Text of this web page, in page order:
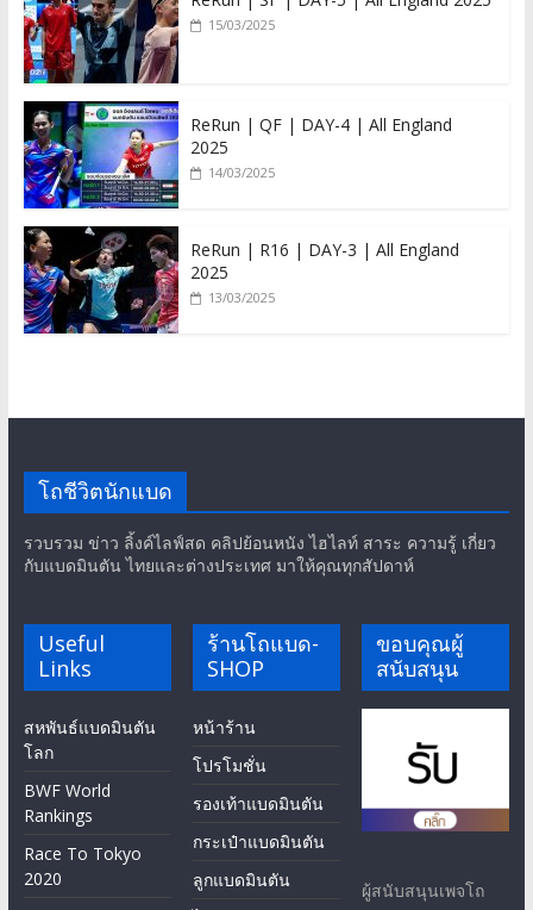
15/03/2025
ReRun | QF | DAY-4 | All England
2025
14/03/2025
ReRun | R16 | DAY-3 | All England
2025
13/03/2025
โถชีวิตนักแบด
รวบรวม ข่าว ลิ้งค์ไลฟ์สด คลิปย้อนหนัง ไฮไลท์ สาระ ความรู้ เกี่ยว
กับแบดมินตัน ไทยและต่างประเทศ มาให้คุณทุกสัปดาห์
Useful
Links
สหพันธ์แบดมินตัน
โลก
BWF World
Rankings
Race To Tokyo
2020
ร้านโถแบด-
SHOP
หน้าร้าน
โปรโมชั่น
รองเท้าแบดมินตัน
กระเป๋าแบดมินตัน
ลูกแบดมินตัน
ขอบคุณผู้
สนับสนุน
ผู้สนับสนุนเพจโถ